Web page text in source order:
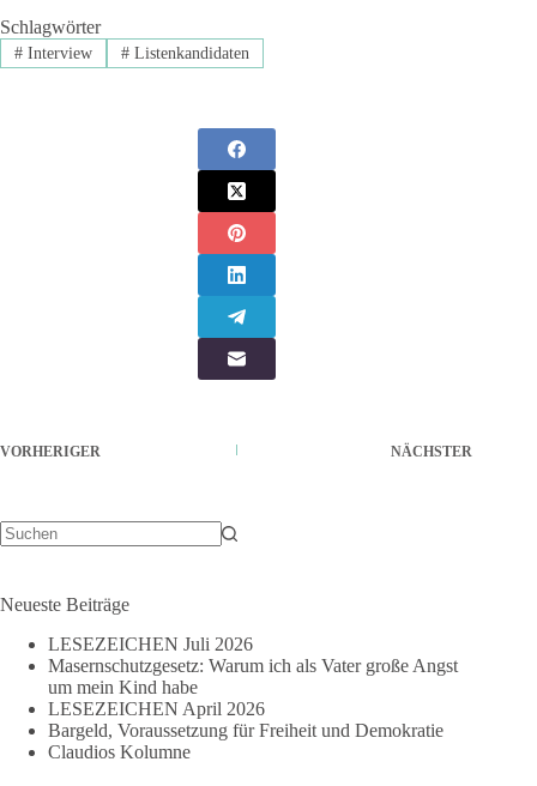
Schlagwörter
#Interview #Listenkandidaten
VORHERIGER NÄCHSTER
Neueste Beiträge
LESEZEICHEN Juli 2026
Masernschutzgesetz: Warum ich als Vater große Angst
um mein Kind habe
LESEZEICHEN April 2026
Bargeld, Voraussetzung für Freiheit und Demokratie
Claudios Kolumne